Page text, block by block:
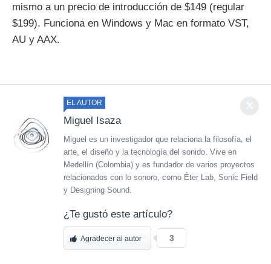
mismo a un precio de introducción de $149 (regular
$199). Funciona en Windows y Mac en formato VST,
AU y AAX.
EL AUTOR
Miguel Isaza
Miguel es un investigador que relaciona la filosofía, el
arte, el diseño y la tecnología del sonido. Vive en
Medellín (Colombia) y es fundador de varios proyectos
relacionados con lo sonoro, como Éter Lab, Sonic Field
y Designing Sound.
¿Te gustó este artículo?
Agradecer al autor 3